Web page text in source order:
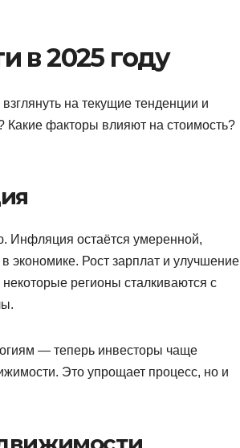
в 2025 году
на текущие тенденции и
Какие факторы влияют на стоимость?
Инфляция остаётся умеренной,
экономике. Рост зарплат и улучшение
регионы сталкиваются с
— теперь инвесторы чаще
Это упрощает процесс, но и